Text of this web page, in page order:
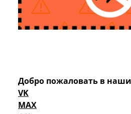
Добро пожаловать в наши
VK
MAX